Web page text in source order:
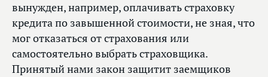
вынужден, например, оплачивать страховку
кредита по завышенной стоимости, не зная, что
мог отказаться от страхования или
самостоятельно выбрать страховщика.
Принятый нами закон защитит заемщиков